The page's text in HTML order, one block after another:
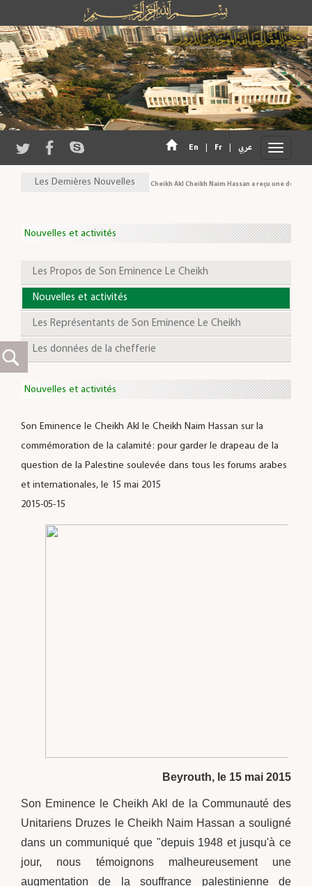
En Fr عربي
Les Dernières NouvellesSon Eminence Cheikh Akl Cheikh Naim Hassan a reçu une
Nouvelles et activités
Les Propos de Son Eminence Le Cheikh
Nouvelles et activités
Les Représentants de Son Eminence Le Cheikh
Les données de la chefferie
Nouvelles et activités
Son Eminence le Cheikh Akl le Cheikh Naim Hassan sur la
commémoration de la calamité: pour garder le drapeau de la
question de la Palestine soulevée dans tous les forums arabes
et internationales, le 15 mai 2015
2015-05-15
Beyrouth, le 15 mai 2015
Son Eminence le Cheikh Akl de la Communauté des
Unitariens Druzes le Cheikh Naim Hassan a souligné
dans un communiqué que "depuis 1948 et jusqu'à ce
jour, nous témoignons malheureusement une
augmentation de la souffrance palestinienne de